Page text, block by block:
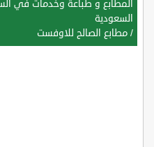
المطابع و طباعة وخدمات في
السعودية
/ مطابع الصالح للاوفست